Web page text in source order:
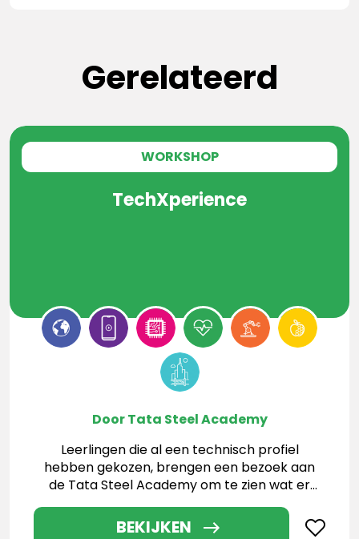
Gerelateerd
WORKSHOP
TechXperience
Door Tata Steel Academy
Leerlingen die al een technisch profiel
hebben gekozen, brengen een bezoek aan
de Tata Steel Academy om te zien wat er
allemaal mogelijk is
BEKIJKEN